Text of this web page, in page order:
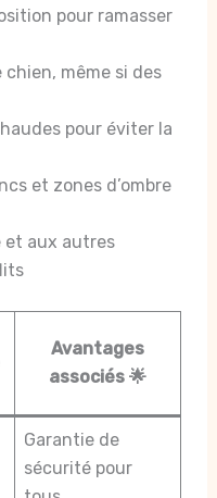
pour ramasser
chien, même si des
pour éviter la
et zones d’ombre
aux autres
Avantages
associés 🌟
Garantie de
sécurité pour